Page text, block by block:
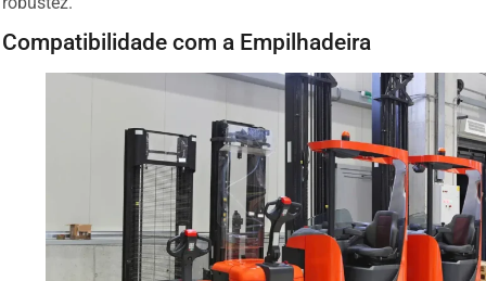
Compatibilidade com a Empilhadeira